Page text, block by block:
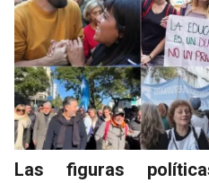
Las figuras